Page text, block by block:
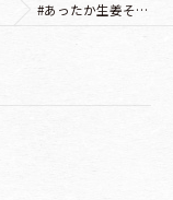
#あったか生姜そば味噌